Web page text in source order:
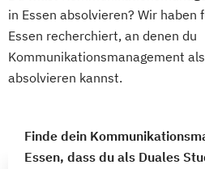
in Essen absolvieren? Wir haben
Essen recherchiert, an denen du
Kommunikationsmanagement
absolvieren kannst.
Finde dein
Essen, dass du als Duales